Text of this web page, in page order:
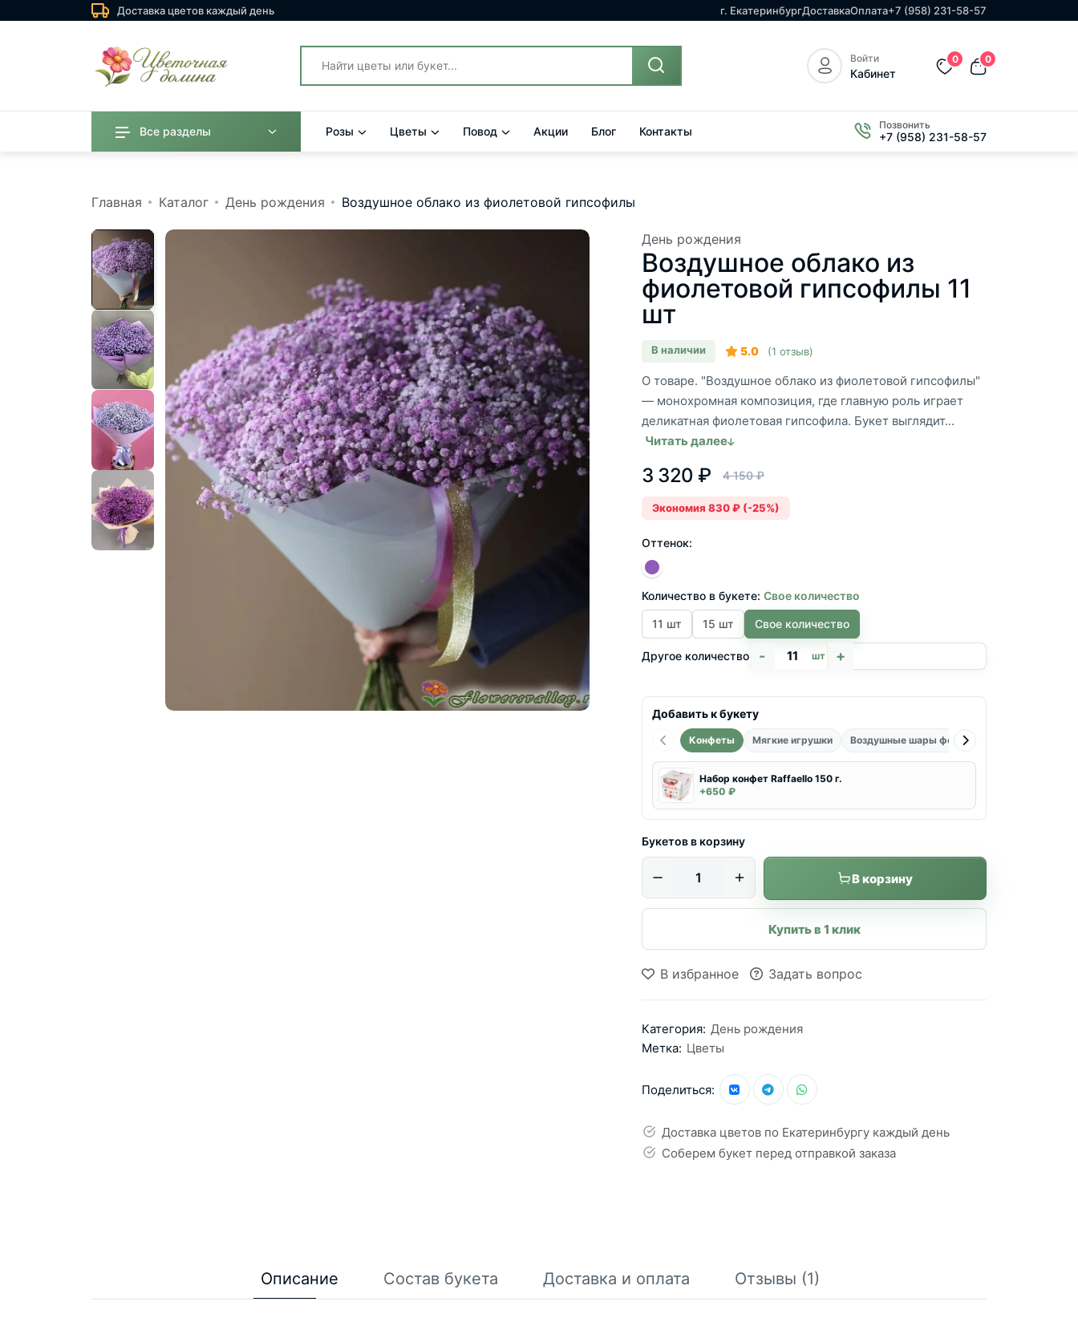
Доставка цветов каждый день г. ЕкатеринбургДоставкаОплата+7 (958) 231-58-57
Войти
Кабинет
0 0
Все разделы Розы Цветы Повод Акции Блог Контакты Позвонить
+7 (958) 231-58-57
Главная Каталог День рождения Воздушное облако из фиолетовой гипсофилы
День рождения
Воздушное облако из
фиолетовой гипсофилы 11
шт
В наличии 5.0 (1 отзыв)
О товаре. "Воздушное облако из фиолетовой гипсофилы"
— монохромная композиция, где главную роль играет
деликатная фиолетовая гипсофила. Букет выглядит...
Читать далее
3 320 ₽ 4 150 ₽
Экономия 830 ₽ (-25%)
Оттенок:
Количество в букете: Свое количество
11 шт 15 шт Свое количество
Другое количество - шт +
Добавить к букету
Конфеты Мягкие игрушки Воздушные шары фольгированные
Набор конфет Raffaello 150 г.
+650 ₽
Букетов в корзину
В корзину
Купить в 1 клик
В избранное Задать вопрос
Категория: День рождения
Метка: Цветы
Поделиться:
Доставка цветов по Екатеринбургу каждый день
Соберем букет перед отправкой заказа
Описание Состав букета Доставка и оплата Отзывы (1)